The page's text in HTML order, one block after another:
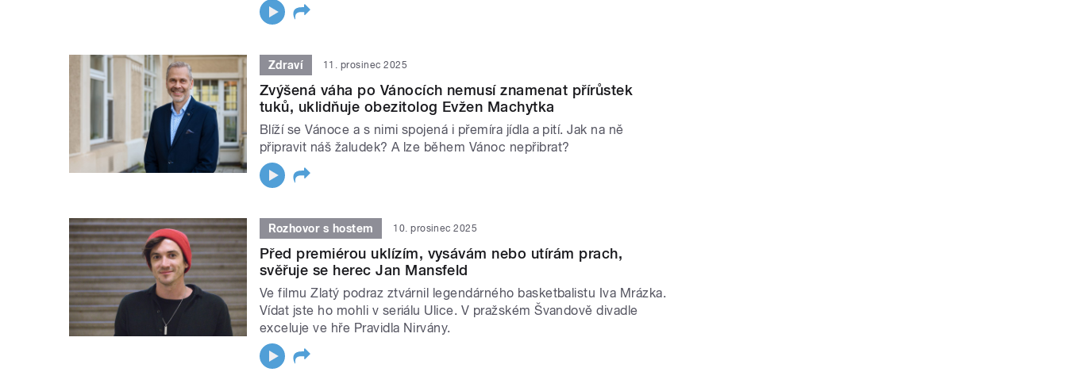
Zdraví 11. prosinec 2025
Zvýšená váha po Vánocích nemusí znamenat přírůstek
tuků, uklidňuje obezitolog Evžen Machytka
Blíží se Vánoce a s nimi spojená i přemíra jídla a pití. Jak na ně
připravit náš žaludek? A lze během Vánoc nepřibrat?
Rozhovor s hostem 10. prosinec 2025
Před premiérou uklízím, vysávám nebo utírám prach,
svěřuje se herec Jan Mansfeld
Ve filmu Zlatý podraz ztvárnil legendárného basketbalistu Iva Mrázka.
Vídat jste ho mohli v seriálu Ulice. V pražském Švandově divadle
exceluje ve hře Pravidla Nirvány.